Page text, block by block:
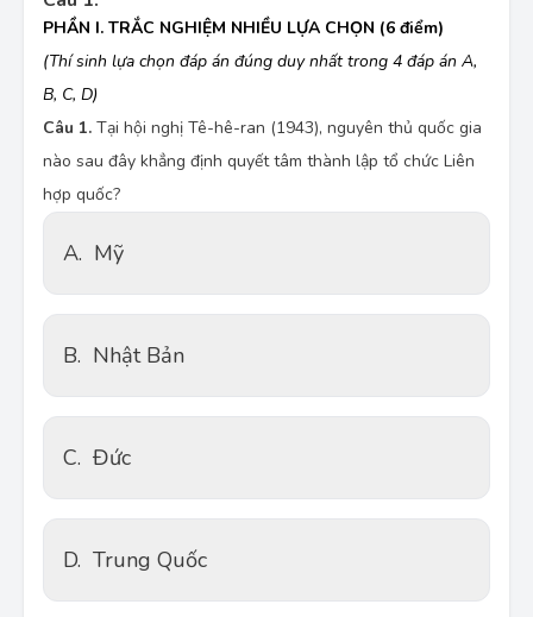
PHẦN I. TRẮC NGHIỆM NHIỀU LỰA CHỌN (6 điểm)
(Thí sinh lựa chọn đáp án đúng duy nhất trong 4 đáp án A,
B, C, D)
Câu 1. Tại hội nghị Tê-hê-ran (1943), nguyên thủ quốc gia
nào sau đây khẳng định quyết tâm thành lập tổ chức Liên
hợp quốc?
A. Mỹ
B. Nhật Bản
C. Đức
D. Trung Quốc